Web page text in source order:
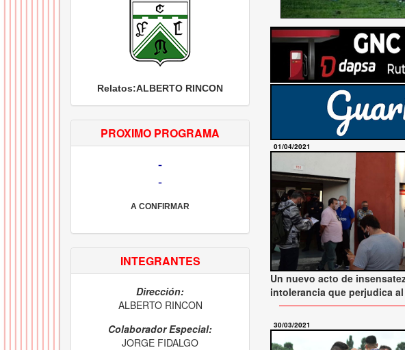
Relatos:ALBERTO RINCON
PROXIMO PROGRAMA
-
-
A CONFIRMAR
INTEGRANTES
Dirección:
ALBERTO RINCON
Colaborador Especial:
JORGE FIDALGO
01/04/2021
Un nuevo acto de
intolerancia que perjudica
30/03/2021